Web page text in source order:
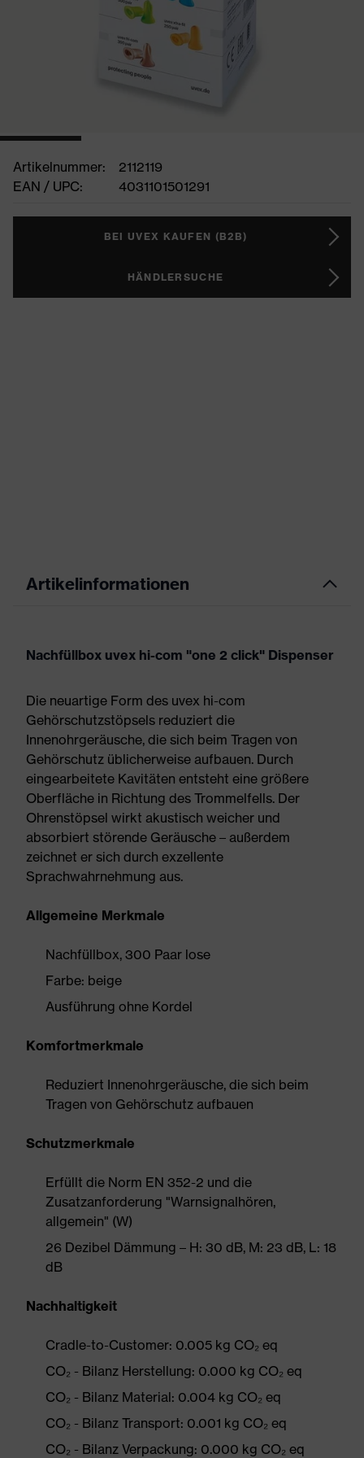
Artikelnummer:
2112119
EAN / UPC:
4031101501291
BEI UVEX KAUFEN (B2B)
HÄNDLERSUCHE
Artikelinformationen
Nachfüllbox uvex hi-com "one 2 click" Dispenser
Die neuartige Form des uvex hi-com
Gehörschutzstöpsels reduziert die
Innenohrgeräusche, die sich beim Tragen von
Gehörschutz üblicherweise aufbauen. Durch
eingearbeitete Kavitäten entsteht eine größere
Oberfläche in Richtung des Trommelfells. Der
Ohrenstöpsel wirkt akustisch weicher und
absorbiert störende Geräusche – außerdem
zeichnet er sich durch exzellente
Sprachwahrnehmung aus.
Allgemeine Merkmale
Nachfüllbox, 300 Paar lose
Farbe: beige
Ausführung ohne Kordel
Komfortmerkmale
Reduziert Innenohrgeräusche, die sich beim
Tragen von Gehörschutz aufbauen
Schutzmerkmale
Erfüllt die Norm EN 352-2 und die
Zusatzanforderung "Warnsignalhören,
allgemein" (W)
26 Dezibel Dämmung – H: 30 dB, M: 23 dB, L: 18
dB
Nachhaltigkeit
Cradle-to-Customer: 0.005 kg CO₂ eq
CO₂ - Bilanz Herstellung: 0.000 kg CO₂ eq
CO₂ - Bilanz Material: 0.004 kg CO₂ eq
CO₂ - Bilanz Transport: 0.001 kg CO₂ eq
CO₂ - Bilanz Verpackung: 0.000 kg CO₂ eq